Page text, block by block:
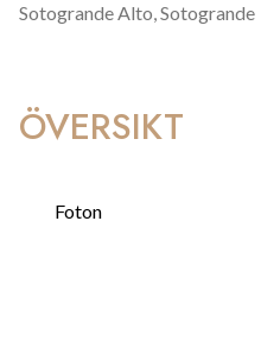
Sotogrande Alto,Sotogrande
ÖVERSIKT
Foton